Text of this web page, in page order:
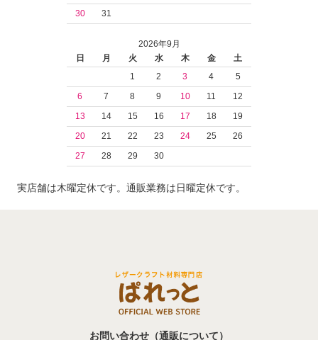
30
31
2026年9月
日
月 火 水 木 金
土
1
2 3 4
5
6
7 8 9 10 11
12
13
14 15 16 17 18
19
20
21 22 23 24 25
26
27
28 29 30
実店舗は木曜定休です。通販業務は日曜定休です。
お問い合わせ（通販について）